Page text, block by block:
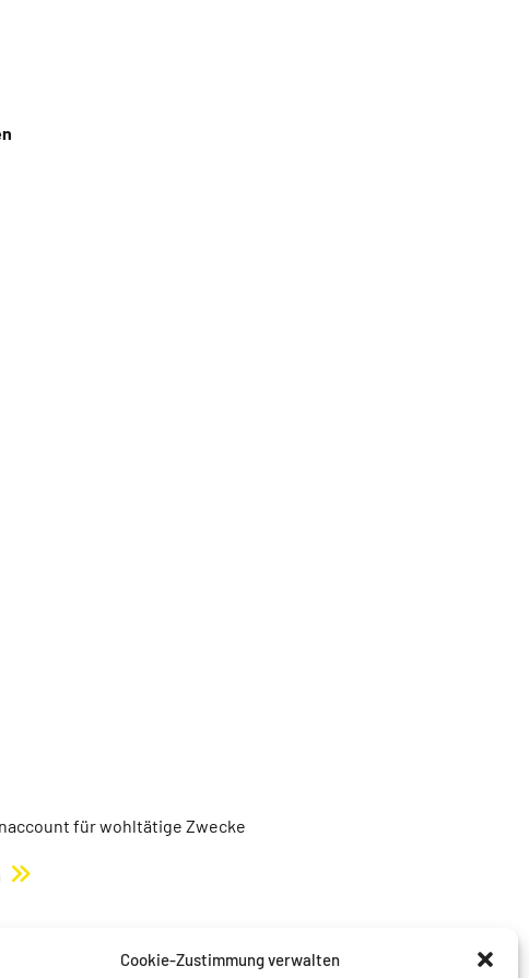
Cookie-Zustimmung verwalten
für wohltätige Zwecke